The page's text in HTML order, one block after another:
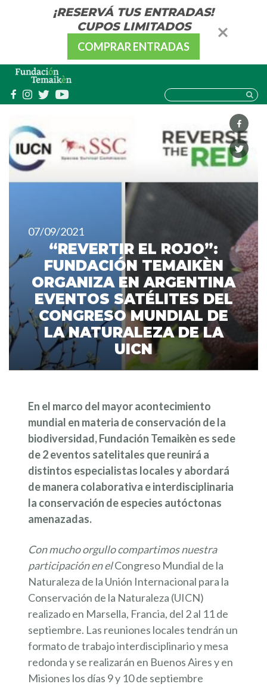
¡RESERVÁ TUS ENTRADAS!
CUPOS LIMITADOS
COMPRAR ENTRADAS
07/09/2021
“REVERTIR EL ROJO”:
FUNDACIÓN TEMAIKÈN
ORGANIZA EN ARGENTINA
EVENTOS SATÉLITES DEL
CONGRESO MUNDIAL DE
LA NATURALEZA DE LA
UICN
En el marco del mayor acontecimiento
mundial en materia de conservación de la
biodiversidad, Fundación Temaikèn es sede
de 2 eventos satelitales que reunirá a
distintos especialistas locales y abordará
de manera colaborativa e interdisciplinaria
la conservación de especies autóctonas
amenazadas.
Con mucho orgullo compartimos nuestra
participación en elCongreso Mundial de la
Naturaleza de la Unión Internacional para la
Conservación de la Naturaleza (UICN)
realizado en Marsella, Francia, del 2 al 11 de
septiembre. Las reuniones locales tendrán un
formato de trabajo interdisciplinario y mesa
redonda y se realizarán en Buenos Aires y en
Misiones los días 9 y 10 de septiembre